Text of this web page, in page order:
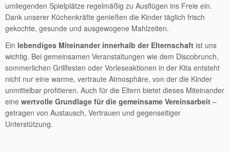
umliegenden Spielplätze regelmäßig zu Ausflügen ins Freie ein.
Dank unserer Küchenkräfte genießen die Kinder täglich frisch
gekochte, gesunde und ausgewogene Mahlzeiten.
Ein lebendiges Miteinander innerhalb der Elternschaft ist uns
wichtig. Bei gemeinsamen Veranstaltungen wie dem Discobrunch,
sommerlichen Grillfesten oder Vorleseaktionen in der Kita entsteht
nicht nur eine warme, vertraute Atmosphäre, von der die Kinder
unmittelbar profitieren. Auch für die Eltern bietet dieses Miteinander
eine wertvolle Grundlage für die gemeinsame Vereinsarbeit –
getragen von Austausch, Vertrauen und gegenseitiger
Unterstützung.